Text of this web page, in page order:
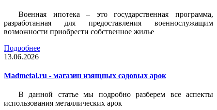
Военная ипотека – это государственная программа,
разработанная для предоставления военнослужащим
возможности приобрести собственное жилье
Подробнее
13.06.2026
Madmetal.ru - магазин изящных садовых арок
В данной статье мы подробно разберем все аспекты
использования металлических арок